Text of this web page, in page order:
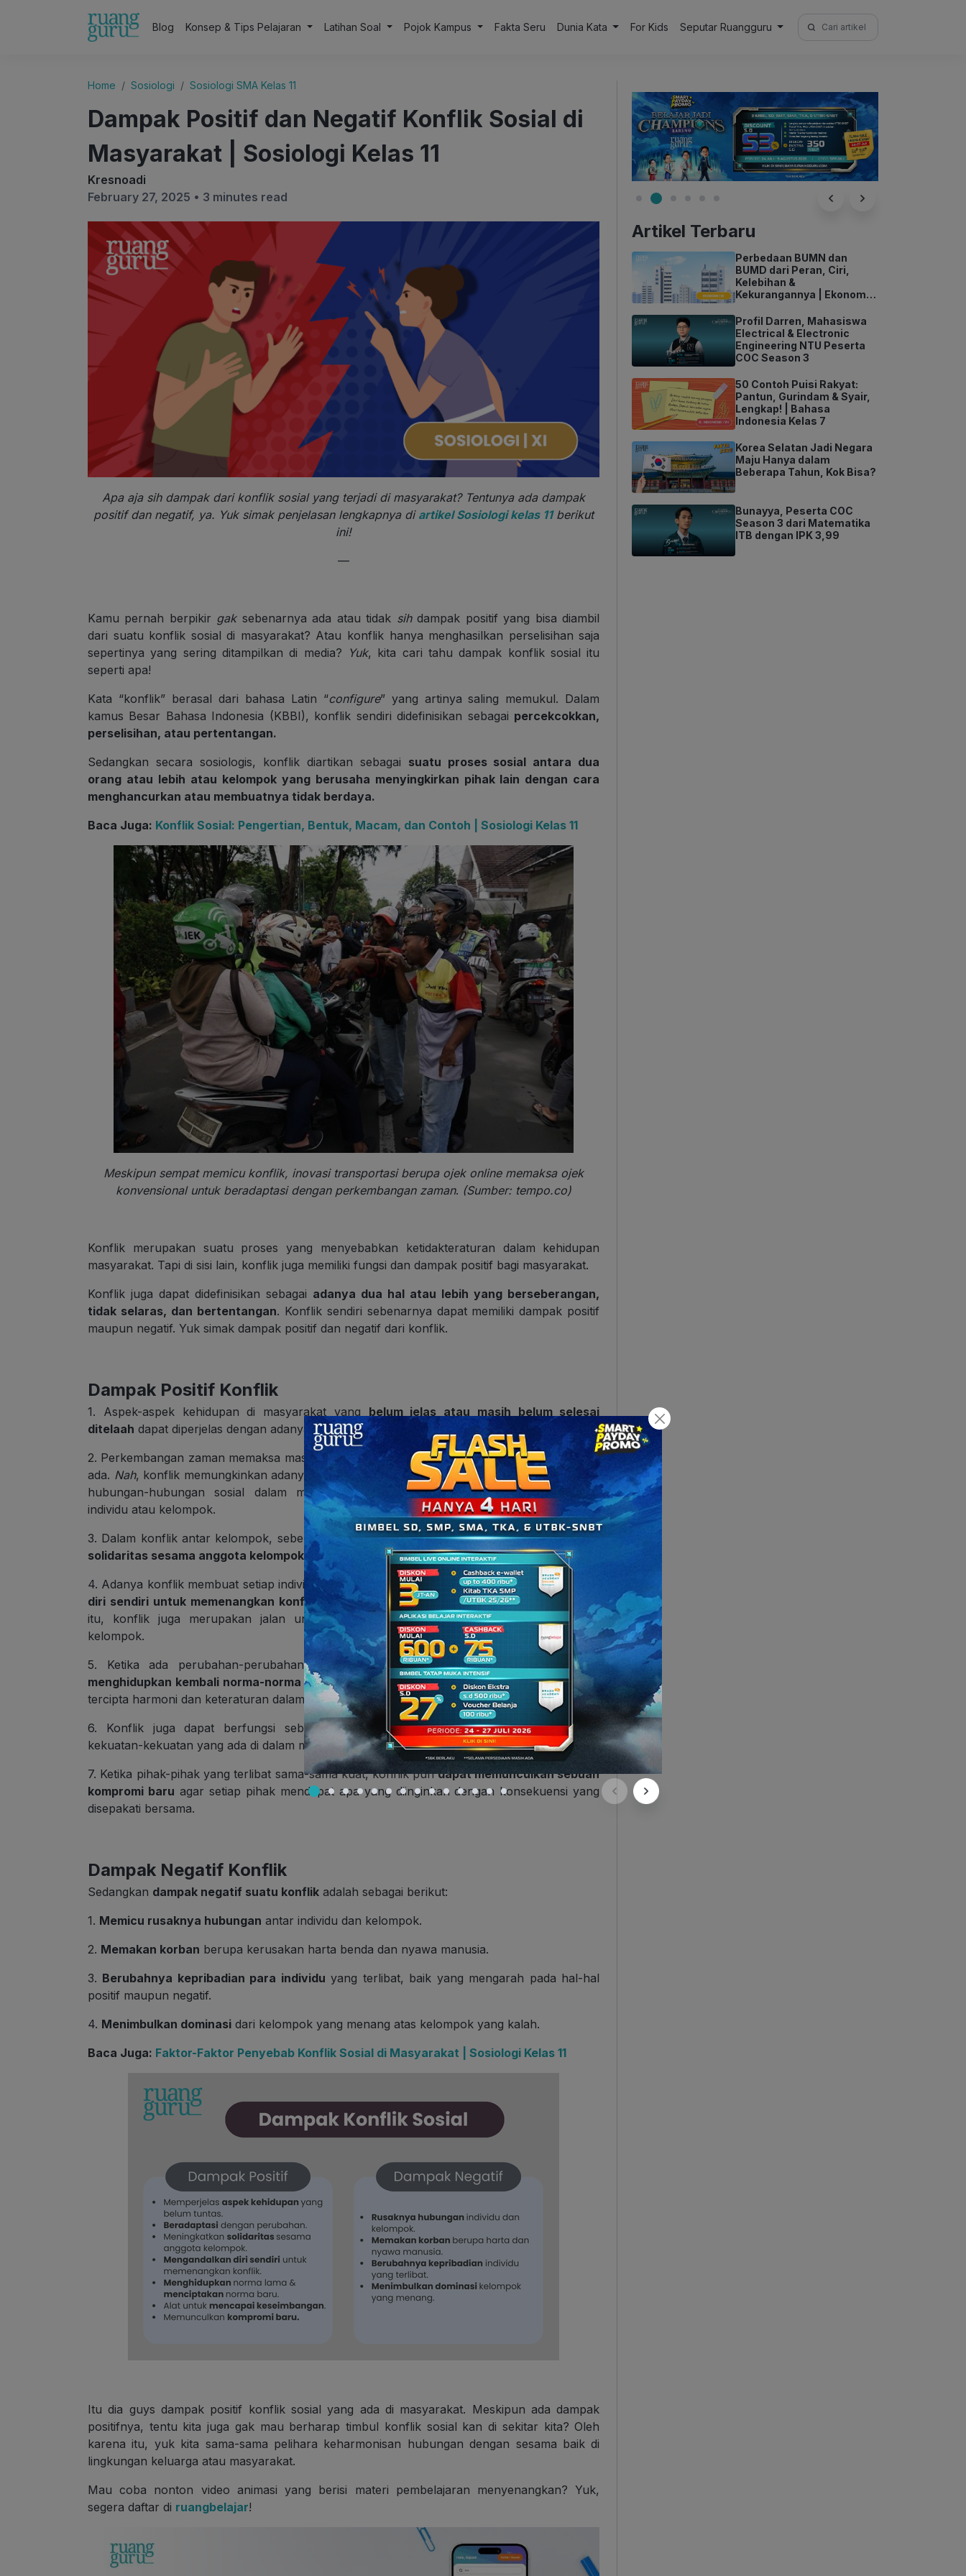
Blog Konsep & Tips Pelajaran Latihan Soal Pojok Kampus Fakta Seru Dunia Kata For Kids Seputar Ruangguru
Search
for:
Home Sosiologi Sosiologi SMA Kelas 11
Dampak Positif dan Negatif Konflik Sosial di
Masyarakat | Sosiologi Kelas 11
Kresnoadi
February 27, 2025 • 3 minutes read
Apa aja sih dampak dari konflik sosial yang terjadi di masyarakat? Tentunya ada dampak
positif dan negatif, ya. Yuk simak penjelasan lengkapnya di artikel Sosiologi kelas 11berikut
ini!
—
Kamu pernah berpikir gaksebenarnya ada atau tidak sihdampak positif yang bisa diambil
dari suatu konflik sosial di masyarakat? Atau konflik hanya menghasilkan perselisihan saja
sepertinya yang sering ditampilkan di media? Yuk, kita cari tahu dampak konflik sosial itu
seperti apa!
Kata “konflik” berasal dari bahasa Latin “configure” yang artinya saling memukul. Dalam
kamus Besar Bahasa Indonesia (KBBI), konflik sendiri didefinisikan sebagai percekcokkan,
perselisihan, atau pertentangan.
Sedangkan secara sosiologis, konflik diartikan sebagai suatu proses sosial antara dua
orang atau lebih atau kelompok yang berusaha menyingkirkan pihak lain dengan cara
menghancurkan atau membuatnya tidak berdaya.
Baca Juga: Konflik Sosial: Pengertian, Bentuk, Macam, dan Contoh | Sosiologi Kelas 11
Meskipun sempat memicu konflik, inovasi transportasi berupa ojek online memaksa ojek
konvensional untuk beradaptasi dengan perkembangan zaman. (Sumber: tempo.co)
Konflik merupakan suatu proses yang menyebabkan ketidakteraturan dalam kehidupan
masyarakat. Tapi di sisi lain, konflik juga memiliki fungsi dan dampak positif bagi masyarakat.
Konflik juga dapat didefinisikan sebagai adanya dua hal atau lebih yang berseberangan,
tidak selaras, dan bertentangan. Konflik sendiri sebenarnya dapat memiliki dampak positif
maupun negatif. Yuk simak dampak positif dan negatif dari konflik.
Dampak Positif Konflik
1. Aspek-aspek kehidupan di masyarakat yang belum jelas atau masih belum selesai
ditelaah dapat diperjelas dengan adanya konflik.
2. Perkembangan zaman memaksa masyarakat harusberadaptasi dengan perubahan
yang
ada. Nah, konflik memungkinkan adanya penyesuaian kembali norma-norma, nilai-nilai, serta
hubungan-hubungan sosial dalam masyarakat yang bersangkutan dengan kebutuhan
individu atau kelompok.
3. Dalam konflik antar kelompok, sebenarnya konflik berfungsi efektif dalammeningkatkan
solidaritas sesama anggota kelompokyang sedang berselisih dengan kelompok lain.
4. Adanya konflik membuat setiap individu atau kelompok yang terlibat harusmengandalkan
diri sendiri untuk memenangkan konfliktersebut atas individu atau kelompok lain. Karena
itu, konflik juga merupakan jalan untuk mengurangi ketergantungan antarindividu dan
kelompok.
5. Ketika ada perubahan-perubahan sosial di masyarakat, konflik dapat membantu
menghidupkan kembali norma-norma lama maupun menciptakan norma-norma baru agar
tercipta harmoni dan keteraturan dalam masyarakat tersebut.
6. Konflik juga dapat berfungsi sebagaialat untuk mencapai keseimbangan antara
kekuatan-kekuatan yang ada di dalam masyarakat yang terlibat.
7. Ketika pihak-pihak yang terlibat sama-sama kuat, konflik pundapat memunculkan sebuah
kompromi baru agar setiap pihak mendapat apa yang diinginkan dengan konsekuensi yang
disepakati bersama.
Dampak Negatif Konflik
Sedangkan dampak negatif suatu konflik adalah sebagai berikut:
1. Memicu rusaknya hubungan antar individu dan kelompok.
2. Memakan korban berupa kerusakan harta benda dan nyawa manusia.
3. Berubahnya kepribadian para individu yang terlibat, baik yang mengarah pada hal-hal
positif maupun negatif.
4. Menimbulkan dominasi dari kelompok yang menang atas kelompok yang kalah.
Baca Juga: Faktor-Faktor Penyebab Konflik Sosial di Masyarakat | Sosiologi Kelas 11
Itu dia guys dampak positif konflik sosial yang ada di masyarakat. Meskipun ada dampak
positifnya, tentu kita juga gak mau berharap timbul konflik sosial kan di sekitar kita? Oleh
karena itu, yuk kita sama-sama pelihara keharmonisan hubungan dengan sesama baik di
lingkungan keluarga atau masyarakat.
Mau coba nonton video animasi yang berisi materi pembelajaran menyenangkan? Yuk,
segera daftar di ruangbelajar!
Artikel Terbaru
Perbedaan BUMN dan
BUMD dari Peran, Ciri,
Kelebihan &
Kekurangannya | Ekonomi
Profil Darren, Mahasiswa
Electrical & Electronic
Engineering NTU Peserta
COC Season 3
50 Contoh Puisi Rakyat:
Pantun, Gurindam & Syair,
Lengkap! | Bahasa
Indonesia Kelas 7
Korea Selatan Jadi Negara
Maju Hanya dalam
Beberapa Tahun, Kok Bisa?
Bunayya, Peserta COC
Season 3 dari Matematika
ITB dengan IPK 3,99